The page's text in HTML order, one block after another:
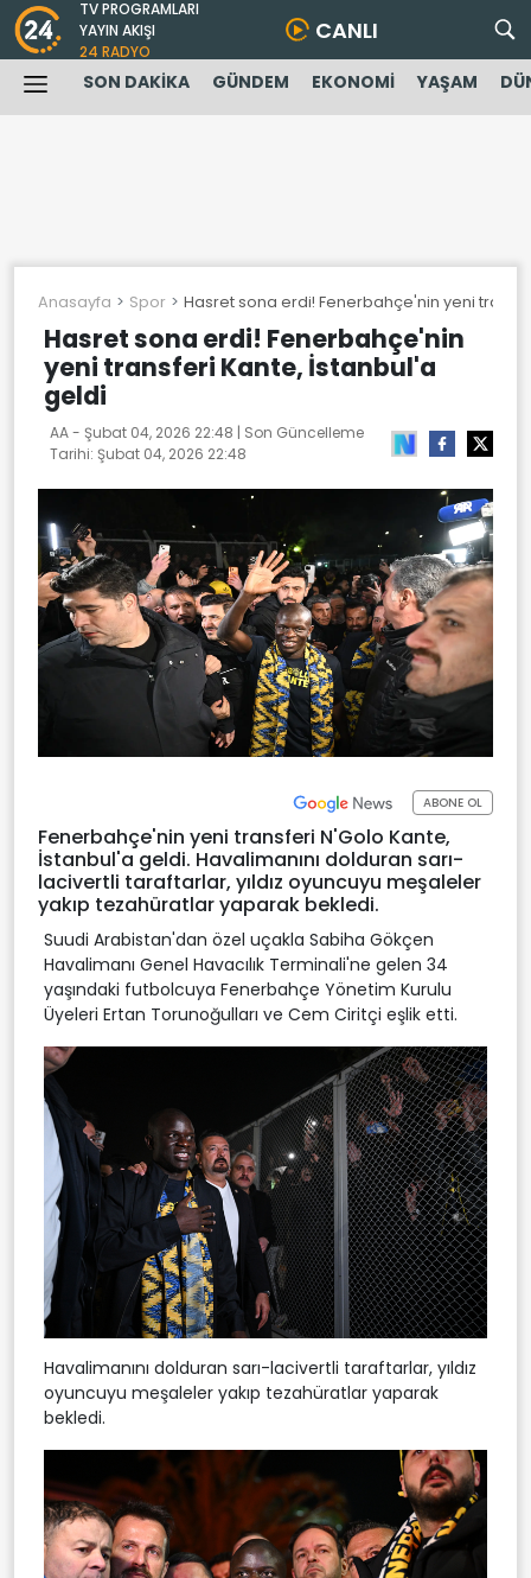
TV PROGRAMLARI
YAYIN AKIŞI
24 RADYO
CANLI
SON DAKİKA GÜNDEM EKONOMİ YAŞAM
Anasayfa Spor Hasret sona erdi! Fenerbahçe'nin yeni
Hasret sona erdi! Fenerbahçe'nin
yeni transferi Kante, İstanbul'a
geldi
AA - Şubat 04, 2026 22:48 | Son Güncelleme
Tarihi: Şubat 04, 2026 22:48
ABONE OL
Fenerbahçe'nin yeni transferi N'Golo Kante,
İstanbul'a geldi. Havalimanını dolduran sarı-
lacivertli taraftarlar, yıldız oyuncuyu meşaleler
yakıp tezahüratlar yaparak bekledi.
Suudi Arabistan'dan özel uçakla Sabiha Gökçen
Havalimanı Genel Havacılık Terminali'ne gelen 34
yaşındaki futbolcuya Fenerbahçe Yönetim Kurulu
Üyeleri Ertan Torunoğulları ve Cem Ciritçi eşlik etti.
Havalimanını dolduran sarı-lacivertli taraftarlar, yıldız
oyuncuyu meşaleler yakıp tezahüratlar yaparak
bekledi.